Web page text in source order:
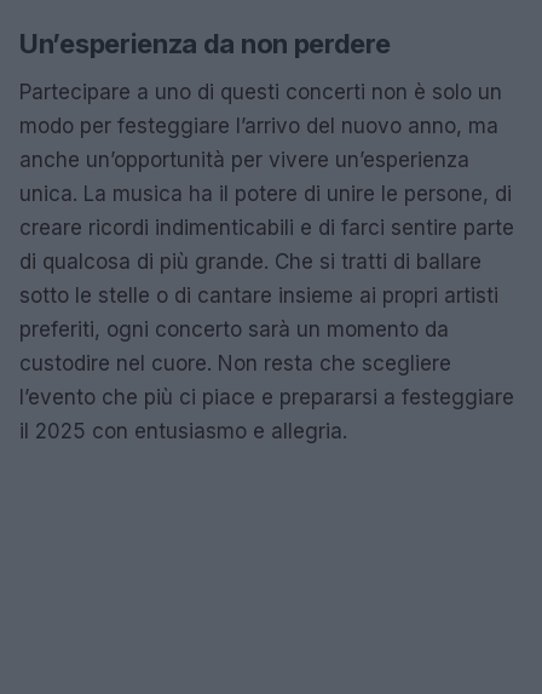
Un’esperienza da non perdere
Partecipare a uno di questi concerti non è solo un
modo per festeggiare l’arrivo del nuovo anno, ma
anche un’opportunità per vivere un’esperienza
unica. La musica ha il potere di unire le persone, di
creare ricordi indimenticabili e di farci sentire parte
di qualcosa di più grande. Che si tratti di ballare
sotto le stelle o di cantare insieme ai propri artisti
preferiti, ogni concerto sarà un momento da
custodire nel cuore. Non resta che scegliere
l’evento che più ci piace e prepararsi a festeggiare
il 2025 con entusiasmo e allegria.